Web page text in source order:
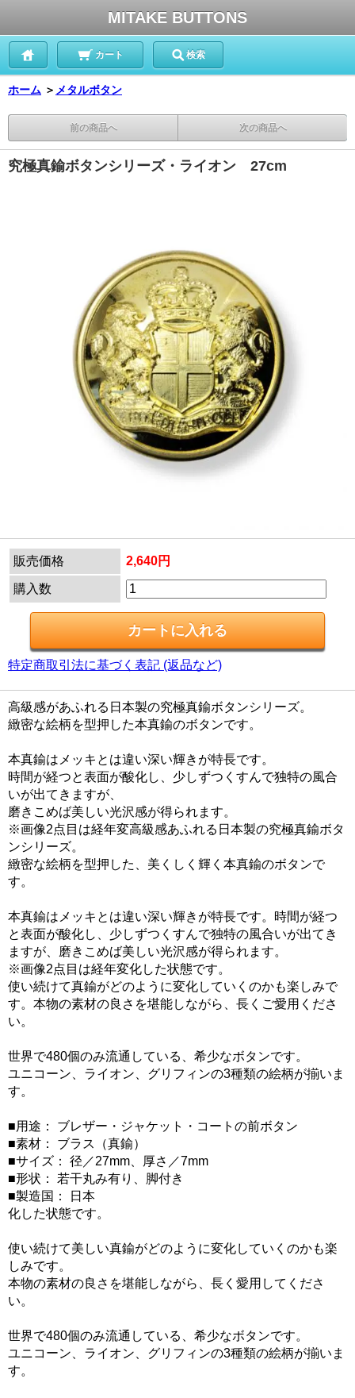
MITAKE BUTTONS
カート 検索
ホーム ＞ メタルボタン
前の商品へ 次の商品へ
究極真鍮ボタンシリーズ・ライオン 27cm
販売価格 2,640円
購入数
特定商取引法に基づく表記 (返品など)
高級感があふれる日本製の究極真鍮ボタンシリーズ。
緻密な絵柄を型押した本真鍮のボタンです。
本真鍮はメッキとは違い深い輝きが特長です。
時間が経つと表面が酸化し、少しずつくすんで独特の風合
いが出てきますが、
磨きこめば美しい光沢感が得られます。
※画像2点目は経年変高級感あふれる日本製の究極真鍮ボタ
ンシリーズ。
緻密な絵柄を型押した、美くしく輝く本真鍮のボタンで
す。
本真鍮はメッキとは違い深い輝きが特長です。時間が経つ
と表面が酸化し、少しずつくすんで独特の風合いが出てき
ますが、磨きこめば美しい光沢感が得られます。
※画像2点目は経年変化した状態です。
使い続けて真鍮がどのように変化していくのかも楽しみで
す。本物の素材の良さを堪能しながら、長くご愛用くださ
い。
世界で480個のみ流通している、希少なボタンです。
ユニコーン、ライオン、グリフィンの3種類の絵柄が揃いま
す。
■用途： ブレザー・ジャケット・コートの前ボタン
■素材： ブラス（真鍮）
■サイズ： 径／27mm、厚さ／7mm
■形状： 若干丸み有り、脚付き
■製造国： 日本
化した状態です。
使い続けて美しい真鍮がどのように変化していくのかも楽
しみです。
本物の素材の良さを堪能しながら、長く愛用してくださ
い。
世界で480個のみ流通している、希少なボタンです。
ユニコーン、ライオン、グリフィンの3種類の絵柄が揃いま
す。